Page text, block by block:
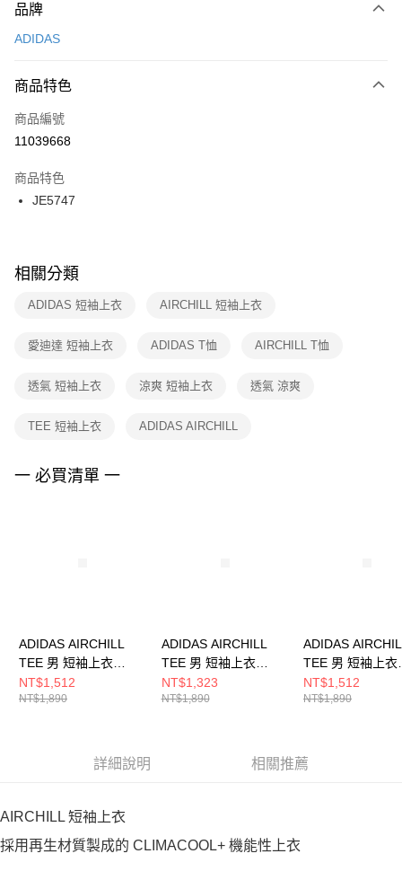
台灣樂天信用卡公司
【關於「AFTEE先享後付」】
便利好安心！
３．安心：先確認商品／服務後，再付款。
【「AFTEE先享後付」結帳流程】
１．於結帳方式選擇「AFTEE先享後付」後，將跳轉至「AFTEE先享後付」
２．訂單成立數日內，您將收到繳費通知簡訊。
３．收到繳費通知簡訊後14天內，點擊此簡訊中的連結，可透過四大超商／
ATM／網路銀行／等多元方式進行付款，方視為交易完成。
※ 交易是否成功請以「AFTEE先享後付 」之結帳頁面顯示為準，若有關於
是否繳費成功／繳費後需取消欲退款等相關疑問，請聯繫「AFTEE先享後付
客戶支援中心」https://netprotections.freshdesk.com/support/home
１．透過由恩沛科技股份有限公司提供之「AFTEE先享後付」服務完成之交
權轉讓予恩沛科技股份有限公司。
３．未成年的使用者請事先徵得法定代理人或監護人之同意方可使用
４．使用「AFTEE先享後付」時，將依據個別帳號之用戶狀況，依本公司即
運送方式
每筆NT$100，滿NT$1,500(含以上)免運費
宅配
每筆NT$100，滿NT$1,500(含以上)免運費
付款後門市自取
每筆NT$100，滿NT$1,500(含以上)免運費
品牌
ADIDAS
商品特色
商品編號
11039668
商品特色
JE5747
相關分類
ADIDAS 短袖上衣 AIRCHILL 短袖上衣
愛迪達 短袖上衣 ADIDAS T恤 AIRCHILL T恤
透氣 短袖上衣 涼爽 短袖上衣 透氣 涼爽
TEE 短袖上衣 ADIDAS AIRCHILL
一 必買清單 一
ADIDAS AIRCHILL
TEE 男 短袖上衣
KT3260
NT$1,512
NT$1,890
ADIDAS AIRCHILL
TEE 男 短袖上衣
JI8195
NT$1,323
NT$1,890
ADIDAS
TEE 男 短袖上衣
KE2389
NT$1,512
NT$1,890
詳細說明 相關推薦
AIRCHILL 短袖上衣
採用再生材質製成的 CLIMACOOL+ 機能性上衣